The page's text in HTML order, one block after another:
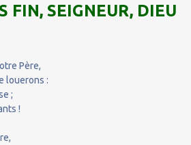
FIN, SEIGNEUR, DIEU
Père,
louerons :
;
!